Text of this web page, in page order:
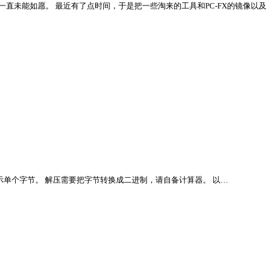
未能如愿。 最近有了点时间，于是把一些淘来的工具和PC-FX的镜像以及
个字节。 解压需要把字节转换成二进制，请自备计算器。 以…